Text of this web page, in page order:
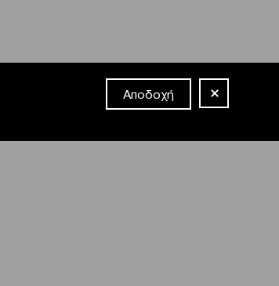
Αποδοχή